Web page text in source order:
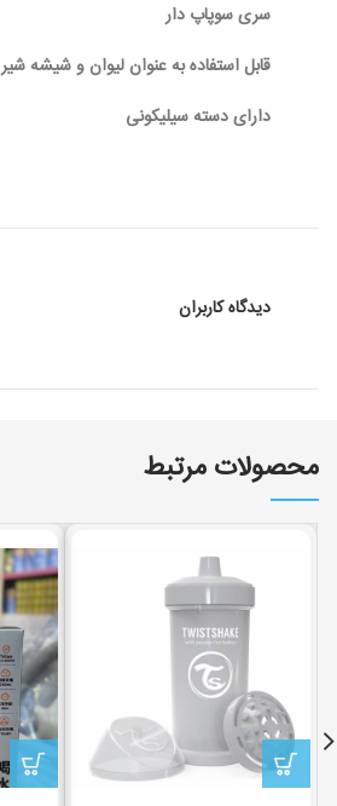
سری سوپاپ دار
قابل استفاده به عنوان لیوان و شیشه شیر
دارای دسته سیلیکونی
دیدگاه کاربران
محصولات مرتبط